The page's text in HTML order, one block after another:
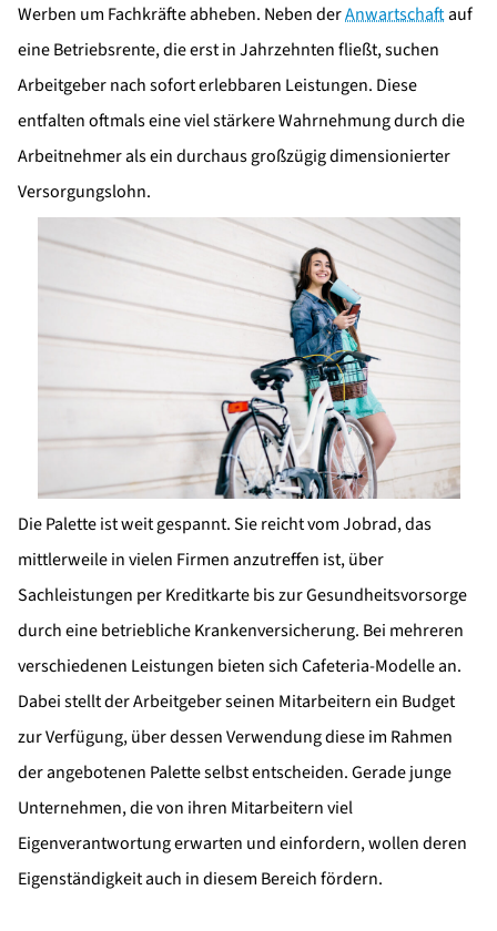
Werben um Fachkräfte abheben. Neben derAnwartschaftauf
eine Betriebsrente, die erst in Jahrzehnten fließt, suchen
Arbeitgeber nach sofort erlebbaren Leistungen. Diese
entfalten oftmals eine viel stärkere Wahrnehmung durch die
Arbeitnehmer als ein durchaus großzügig dimensionierter
Versorgungslohn.
Die Palette ist weit gespannt. Sie reicht vom Jobrad, das
mittlerweile in vielen Firmen anzutreffen ist, über
Sachleistungen per Kreditkarte bis zur Gesundheitsvorsorge
durch eine betriebliche Krankenversicherung. Bei mehreren
verschiedenen Leistungen bieten sich Cafeteria-Modelle an.
Dabei stellt der Arbeitgeber seinen Mitarbeitern ein Budget
zur Verfügung, über dessen Verwendung diese im Rahmen
der angebotenen Palette selbst entscheiden. Gerade junge
Unternehmen, die von ihren Mitarbeitern viel
Eigenverantwortung erwarten und einfordern, wollen deren
Eigenständigkeit auch in diesem Bereich fördern.